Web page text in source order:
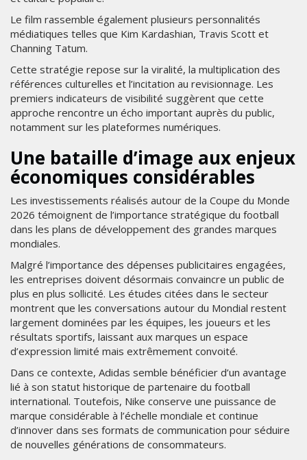
Le film rassemble également plusieurs personnalités
médiatiques telles que Kim Kardashian, Travis Scott et
Channing Tatum.
Cette stratégie repose sur la viralité, la multiplication des
références culturelles et l’incitation au revisionnage. Les
premiers indicateurs de visibilité suggèrent que cette
approche rencontre un écho important auprès du public,
notamment sur les plateformes numériques.
Une bataille d’image aux enjeux
économiques considérables
Les investissements réalisés autour de la Coupe du Monde
2026 témoignent de l’importance stratégique du football
dans les plans de développement des grandes marques
mondiales.
Malgré l’importance des dépenses publicitaires engagées,
les entreprises doivent désormais convaincre un public de
plus en plus sollicité. Les études citées dans le secteur
montrent que les conversations autour du Mondial restent
largement dominées par les équipes, les joueurs et les
résultats sportifs, laissant aux marques un espace
d’expression limité mais extrêmement convoité.
Dans ce contexte, Adidas semble bénéficier d’un avantage
lié à son statut historique de partenaire du football
international. Toutefois, Nike conserve une puissance de
marque considérable à l’échelle mondiale et continue
d’innover dans ses formats de communication pour séduire
de nouvelles générations de consommateurs.